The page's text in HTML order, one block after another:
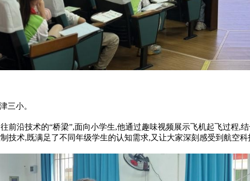
三小。
前沿技术的“桥梁”,面向小学生,他通过趣味视频展示飞机起飞过程,
技术,既满足了不同年级学生的认知需求,又让大家深刻感受到航空